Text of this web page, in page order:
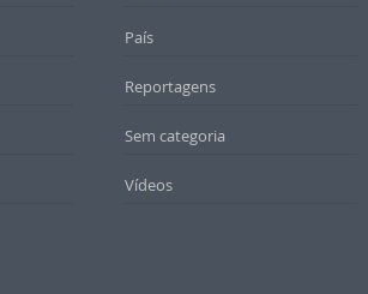
País
Reportagens
Sem categoria
Vídeos